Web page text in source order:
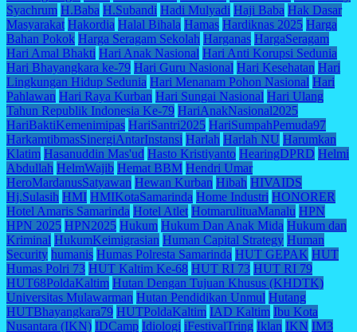
Syachrum H.Baba H.Subandi Hadi Mulyadi Haji Baba Hak Dasar
Masyarakat Hakordia Halal Bihala Hamas Hardiknas 2025 Harga
Bahan Pokok Harga Seragam Sekolah Harganas HargaSeragam
Hari Amal Bhakti Hari Anak Nasional Hari Anti Korupsi Sedunia
Hari Bhayangkara ke-79 Hari Guru Nasional Hari Kesehatan Hari
Lingkungan Hidup Sedunia Hari Menanam Pohon Nasional Hari
Pahlawan Hari Raya Kurban Hari Sungai Nasional Hari Ulang
Tahun Republik Indonesia Ke-79 HariAnakNasional2025
HariBaktiKemenimipas HariSantri2025 HariSumpahPemuda97
HarkamtibmasSinergiAntarInstansi Harlah Harlah NU Harumkan
Klatim Hasanuddin Mas'ud Hasto Kristiyanto HearingDPRD Helmi
Abdullah HelmWajib Hemat BBM Hendri Umar
HeroMardanusSatyawan Hewan Kurban Hibah HIVAIDS
Hj.Sulasih HMI HMIKotaSamarinda Home Industri HONORER
Hotel Amaris Samarinda Hotel Atlet HotmarulituaManalu HPN
HPN 2025 HPN2025 Hukum Hukum Dan Anak Mida Hukum dan
Kriminal HukumKeimigrasian Human Capital Strategy Human
Security humanis Humas Polresta Samarinda HUT GEPAK HUT
Humas Polri 73 HUT Kaltim Ke-68 HUT RI 73 HUT RI 79
HUT68PoldaKaltim Hutan Dengan Tujuan Khusus (KHDTK)
Universitas Mulawarman Hutan Pendidikan Unmul Hutang
HUTBhayangkara79 HUTPoldaKaltim IAD Kaltim Ibu Kota
Nusantara (IKN) IDCamp Idiologi iFestivalTring Iklan IKN IM3